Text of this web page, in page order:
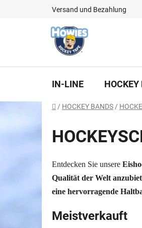
Versand und Bezahlung
IN-LINE
Startseite
/ HOCKEY BANDS /
Entdecken Sie unsere
Qualität der Welt
eine hervorragende
Meistverkauft